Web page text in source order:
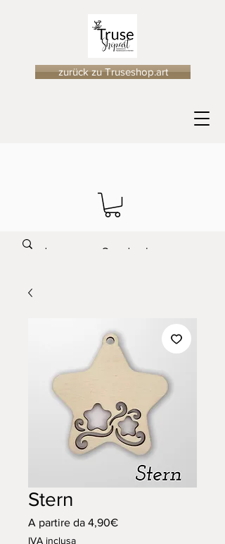
zurück zu Truseshop.art
Stern
A partire da 4,90€Prezzo
IVA inclusa